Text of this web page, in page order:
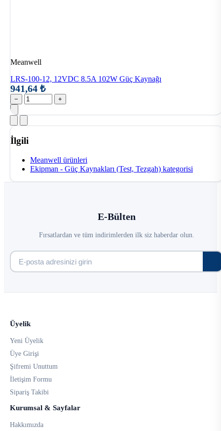
Meanwell
LRS-100-12, 12VDC 8.5A 102W Güç Kaynağı
941,64 ₺
− +
İlgili
Meanwell ürünleri
Ekipman - Güç Kaynakları (Test, Tezgah) kategorisi
E-Bülten
Fırsatlardan ve tüm indirimlerden ilk siz haberdar olun.
Üyelik
Yeni Üyelik
Üye Girişi
Şifremi Unuttum
İletişim Formu
Sipariş Takibi
Kurumsal & Sayfalar
Hakkımızda